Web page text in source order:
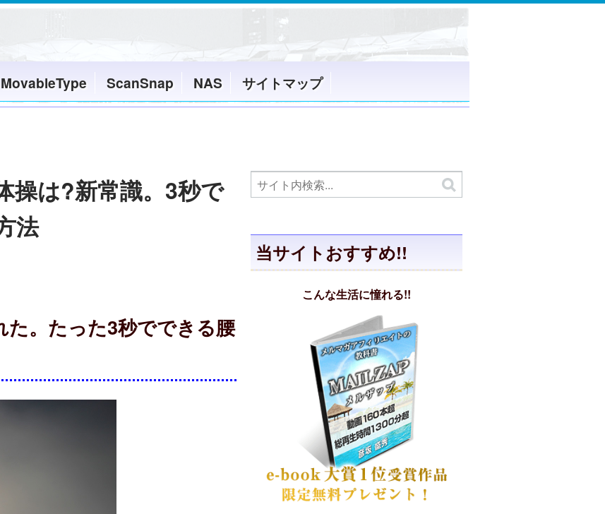
MovableType ScanSnap NAS サイトマップ
操は?新常識。3秒で
法
。たった3秒でできる腰
当サイトおすすめ!!
こんな生活に憧れる!!